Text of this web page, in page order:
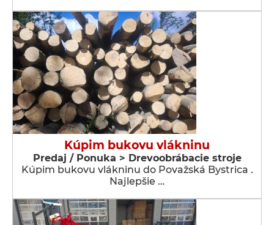
Kúpim bukovu vlákninu
Predaj / Ponuka > Drevoobrábacie stroje
Kúpim bukovu vlákninu do Považská Bystrica .
Najlepšie …